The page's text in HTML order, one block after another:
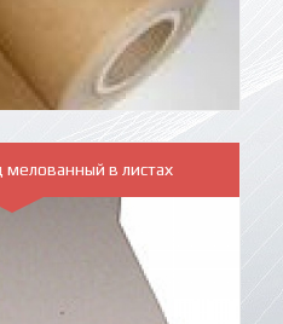
в листах